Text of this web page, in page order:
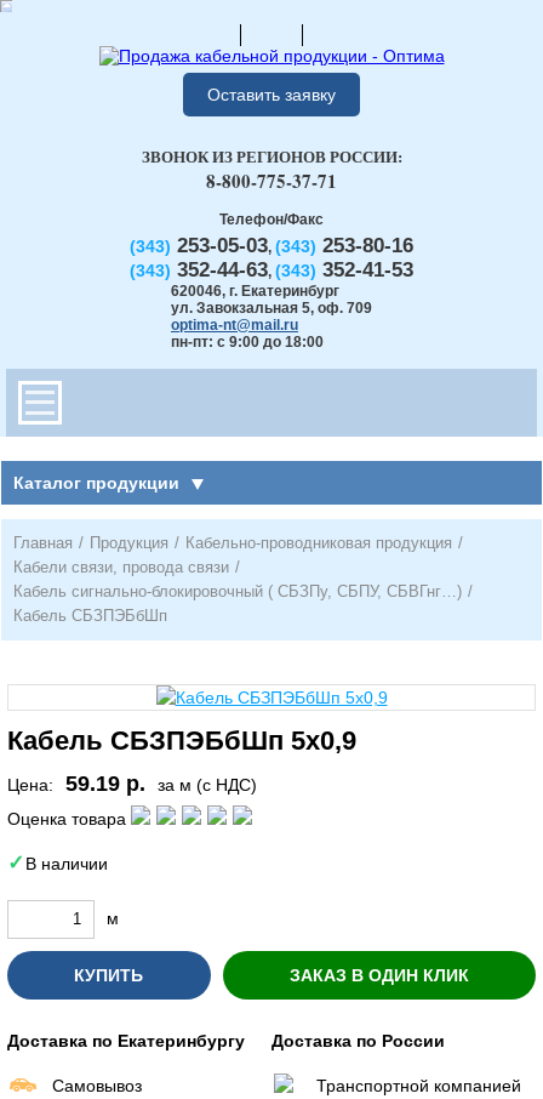
Оставить заявку
Телефон/Факс
(343) 253-05-03, (343) 253-80-16
(343) 352-44-63, (343) 352-41-53
620046, г. Екатеринбург
ул. Завокзальная 5, оф. 709
optima-nt@mail.ru
пн-пт: с 9:00 до 18:00
ЗВОНОК ИЗ РЕГИОНОВ РОССИИ:
8-800-775-37-71
Каталог продукции
Главная / Продукция / Кабельно-проводниковая продукция /
Кабели связи, провода связи /
Кабель сигнально-блокировочный ( СБЗПу, СБПУ, СБВГнг…) /
Кабель СБЗПЭБбШп
Кабель СБЗПЭБбШп 5х0,9
Цена: 59.19 р.
за м (с НДС)
Оценка товара
В наличии
м
КУПИТЬ ЗАКАЗ В ОДИН КЛИК
Доставка по Екатеринбургу
Самовывоз
Доставка по России
Транспортной компанией